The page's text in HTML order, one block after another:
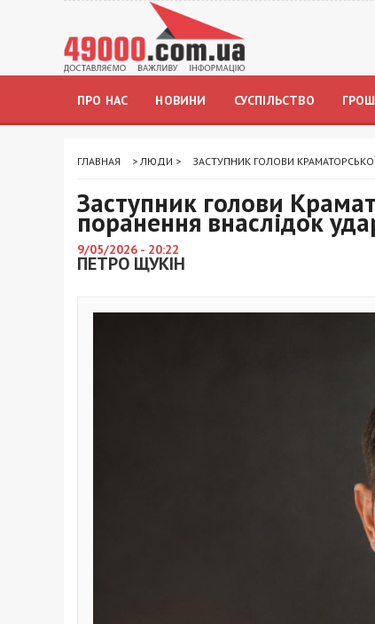
ПРО НАС НОВИНИ СУСПІЛЬСТВО
ГЛАВНАЯ > ЛЮДИ > ЗАСТУПНИК ГОЛОВИ
Заступник голови
поранення внаслідок
9/05/2026 - 20:22
ПЕТРО ЩУКІН